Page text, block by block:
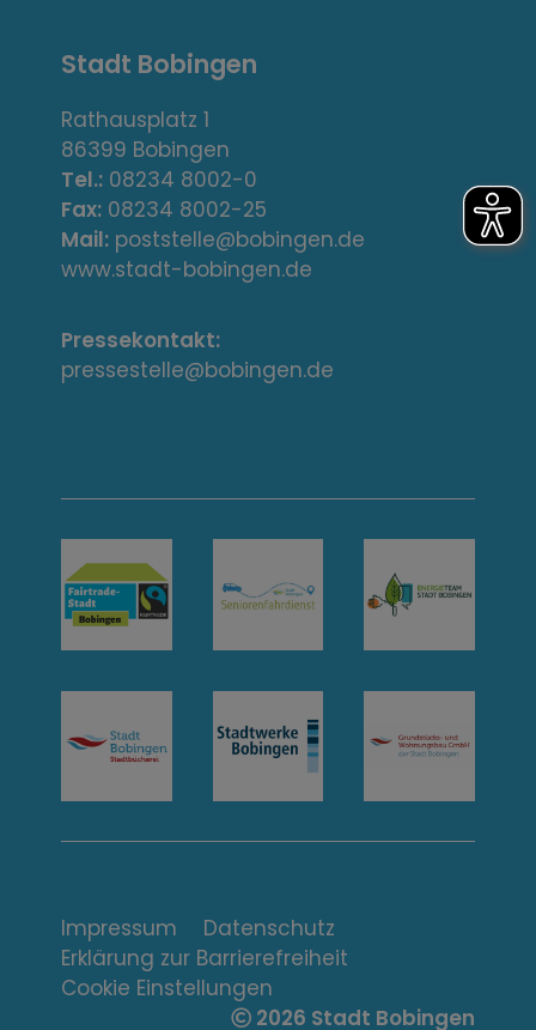
A
d
r
e
s
s
e
/
n
t
a
k
t
u
n
d
Ö
f
f
Stadt Bobingen
Rathausplatz 1
86399 Bobingen
Tel.: 08234 8002-0
Fax: 08234 8002-25
Mail: poststelle@bobingen.de
www.stadt-bobingen.de
Pressekontakt:
pressestelle@bobingen.de
Impressum
Datenschutz
Erklärung zur Barrierefreiheit
Cookie Einstellungen
2026 Stadt Bobingen